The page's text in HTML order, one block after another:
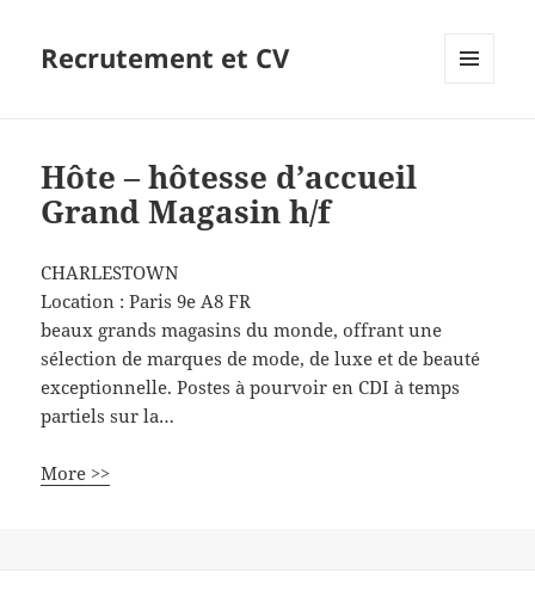
Recrutement et CV
Hôte – hôtesse d’accueil
Grand Magasin h/f
CHARLESTOWN
Location :Paris 9e A8 FR
beaux grands magasins du monde, offrant une
sélection de marques de mode, de luxe et de beauté
exceptionnelle. Postes à pourvoir en CDI à temps
partiels sur la…
More >>